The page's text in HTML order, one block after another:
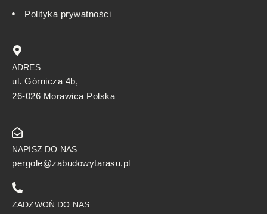
Polityka prywatności
ADRES
ul. Górnicza 4b,
26-026 Morawica Polska
NAPISZ DO NAS
pergole@zabudowytarasu.pl
ZADZWOŃ DO NAS